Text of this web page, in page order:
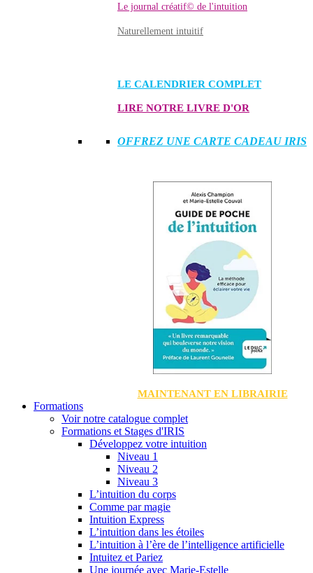
Le journal créatif© de l'intuition
Naturellement intuitif
LE CALENDRIER COMPLET
LIRE NOTRE LIVRE D'OR
OFFREZ UNE CARTE CADEAU IRIS
MAINTENANT EN LIBRAIRIE
Formations
Voir notre catalogue complet
Formations et Stages d'IRIS
Développez votre intuition
Niveau 1
Niveau 2
Niveau 3
L’intuition du corps
Comme par magie
Intuition Express
L’intuition dans les étoiles
L’intuition à l’ère de l’intelligence artificielle
Intuitez et Pariez
Une journée avec Marie-Estelle